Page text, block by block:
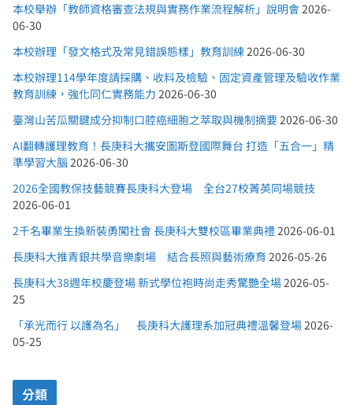
本校舉辦「教師資格審查法規與實務作業流程解析」說明會2026-
06-30
本校辦理「發文格式及常見錯誤態樣」教育訓練2026-06-30
本校辦理114學年度請採購、收料及檢驗、固定資產管理及驗收作業
教育訓練，強化同仁實務能力 2026-06-30
臺灣山苦瓜關鍵成分抑制口腔癌細胞之萃取與機制摘要2026-06-30
AI翻轉護理教育！長庚科大攜安圖斯登國際舞台 打造「五合一」精
準學習大腦 2026-06-30
2026全國教保技藝競賽長庚科大登場 全台27校菁英同場競技
2026-06-01
2千名畢業生換新裝勇闖社會 長庚科大雙校區畢業典禮2026-06-01
長庚科大推青銀共學音樂劇場 結合長照與藝術療育 2026-05-26
長庚科大38週年校慶登場 新式學位袍時尚走秀驚艷全場2026-05-
25
「承光而行 以護為名」 長庚科大護理系加冠典禮溫馨登場2026-
05-25
分類